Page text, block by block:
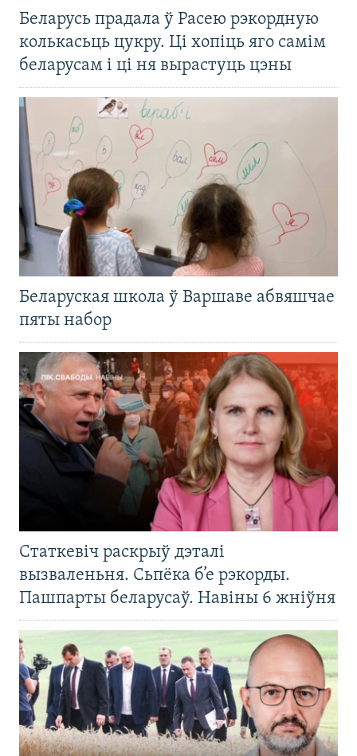
Беларусь прадала ў Расею рэкордную
колькасьць цукру. Ці хопіць яго самім
беларусам і ці ня вырастуць цэны
Беларуская школа ў Варшаве абвяшчае
пяты набор
Статкевіч раскрыў дэталі
вызваленьня. Сьпёка б’е рэкорды.
Пашпарты беларусаў. Навіны 6 жніўня